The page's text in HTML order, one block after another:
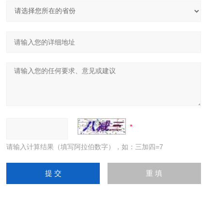
请输入计算结果（填写阿拉伯数字），如：三加四=7